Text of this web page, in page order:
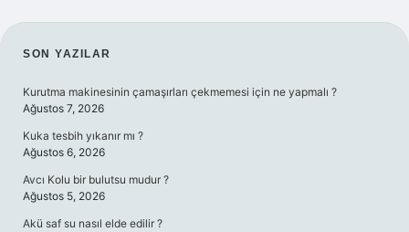
SIDEBAR
SON YAZILAR
Kurutma makinesinin çamaşırları çekmemesi için ne yapmalı ?
Ağustos 7, 2026
Kuka tesbih yıkanır mı ?
Ağustos 6, 2026
Avcı Kolu bir bulutsu mudur ?
Ağustos 5, 2026
Akü saf su nasıl elde edilir ?